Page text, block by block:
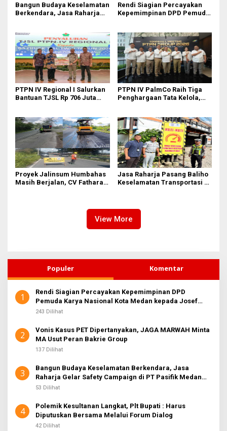
Bangun Budaya Keselamatan
Berkendara, Jasa Raharja
Rendi Siagian Percayakan
Kepemimpinan DPD Pemuda
PTPN IV Regional I Salurkan
Bantuan TJSL Rp 706 Juta
PTPN IV PalmCo Raih Tiga
Penghargaan Tata Kelola,
Proyek Jalinsum Humbahas
Masih Berjalan, CV Fathara
Jasa Raharja Pasang Baliho
Keselamatan Transportasi di
View More
Populer Komentar
1
Rendi Siagian Percayakan Kepemimpinan DPD
Pemuda Karya Nasional Kota Medan kepada Josef
Sembiring
243 Dilihat
2
Vonis Kasus PET Dipertanyakan, JAGA MARWAH Minta
MA Usut Peran Bakrie Group
137 Dilihat
3
Bangun Budaya Keselamatan Berkendara, Jasa
Raharja Gelar Safety Campaign di PT Pasifik Medan
Industri
53 Dilihat
4
Polemik Kesultanan Langkat, Plt Bupati : Harus
Diputuskan Bersama Melalui Forum Dialog
42 Dilihat